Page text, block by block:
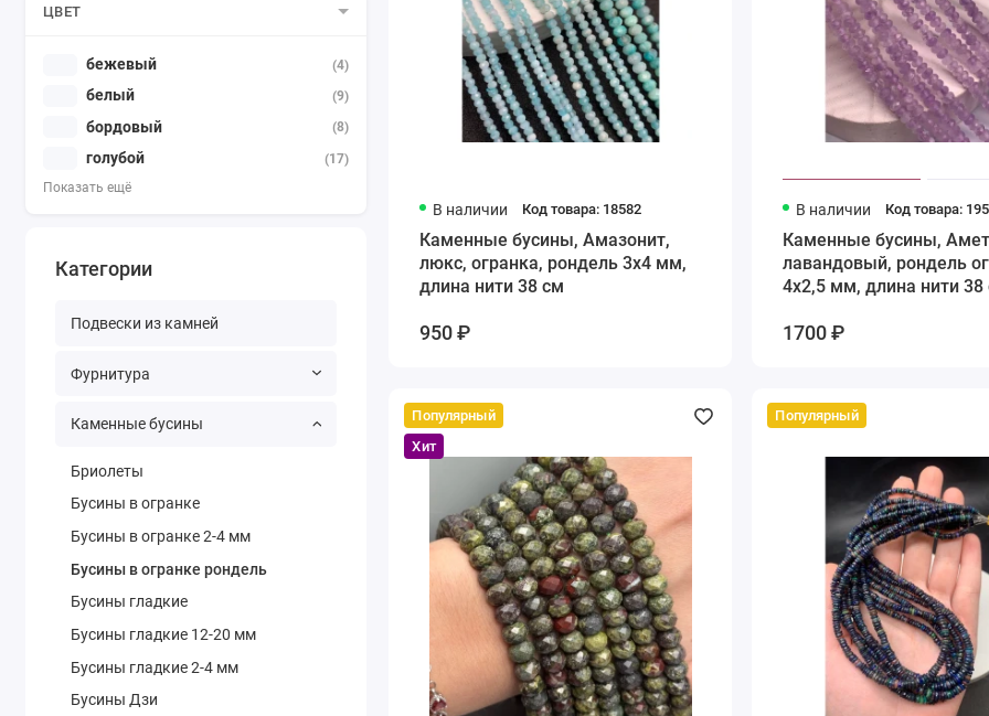
ЦВЕТ
бежевый (4)
белый (9)
бордовый (8)
голубой
(17)
Показать ещё
Категории
Подвески из камней
Фурнитура
Каменные бусины
Бриолеты
Бусины в огранке
Бусины в огранке 2-4 мм
Бусины в огранке рондель
Бусины гладкие
Бусины гладкие 12-20 мм
Бусины гладкие 2-4 мм
Бусины Дзи
В наличии Код товара: 18582
Каменные бусины, Амазонит,
люкс, огранка, рондель 3х4 мм,
длина нити 38 см
950 ₽
В наличии Код товара:
Каменные бусины,
лавандовый, рондель
4х2,5 мм, длина нити 38
1700 ₽
Популярный
Хит
Популярный